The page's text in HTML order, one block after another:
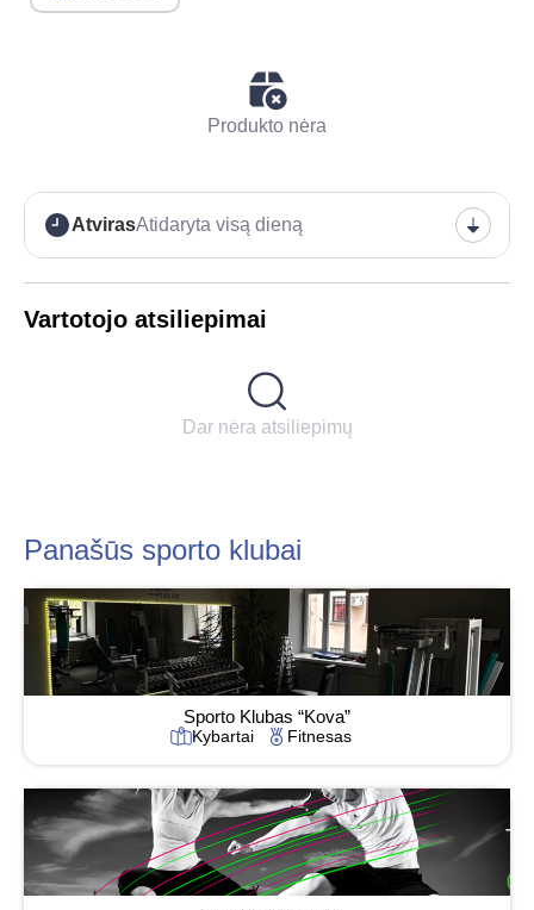
Vartotojo atsiliepimai
Dar nėra atsiliepimų
Produkto nėra
AtvirasAtidaryta visą dieną
Panašūs sporto klubai
Sporto Klubas “Kova”
Kybartai Fitnesas